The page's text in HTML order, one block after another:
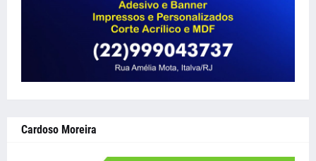
Cardoso Moreira